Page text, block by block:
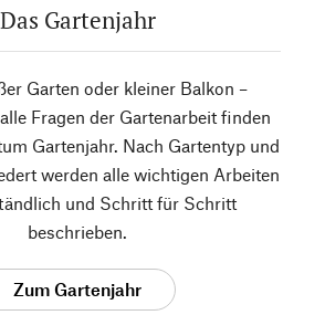
Das Gartenjahr
Garten oder kleiner Balkon –
Fragen der Gartenarbeit finden
Gartenjahr. Nach Gartentyp und
werden alle wichtigen Arbeiten
und Schritt für Schritt
beschrieben.
Zum Gartenjahr